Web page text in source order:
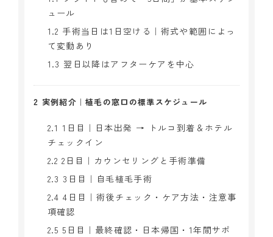
ュール
1.2 手術当日は1日空ける｜術式や範囲によっ
て変動あり
1.3 翌日以降はアフターケアを中心
2 実例紹介｜植毛の窓口の標準スケジュール
2.1 1日目｜日本出発 → トルコ到着＆ホテル
チェックイン
2.2 2日目｜カウンセリングと手術準備
2.3 3日目｜自毛植毛手術
2.4 4日目｜術後チェック・ケア方法・注意事
項確認
2.5 5日目｜最終確認・日本帰国・1年間サポ